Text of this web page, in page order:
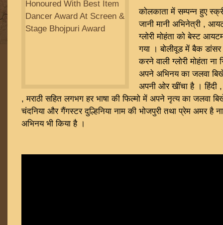
कोलकाता में सम्पन्न हुए
जानी मानी अभिनेत्री ,
ग्लोरी मोहंता को बेस्ट
गया । बोलीवूड में बैक
करने वाली ग्लोरी मोहंता
अपने अभिनय का जलवा
अपनी ओर खींचा है । हिंदी ,
, मराठी सहित लगभग हर भाषा की फिल्मो में अपने नृत्य का जलवा
चंदनिया और गैंगस्टर दुल्हिनिया नाम की भोजपुरी तथा प्रेम अमर है
अभिनय भी किया है ।